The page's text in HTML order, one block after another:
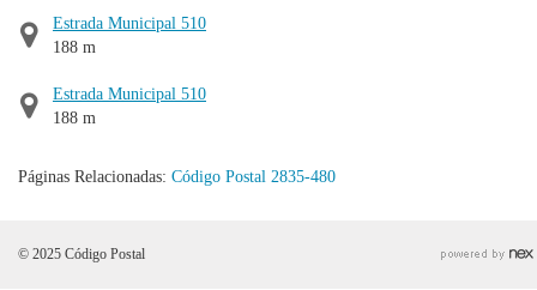
Estrada Municipal 510
188 m
Estrada Municipal 510
188 m
Páginas Relacionadas: Código Postal 2835-480
© 2025 Código Postal